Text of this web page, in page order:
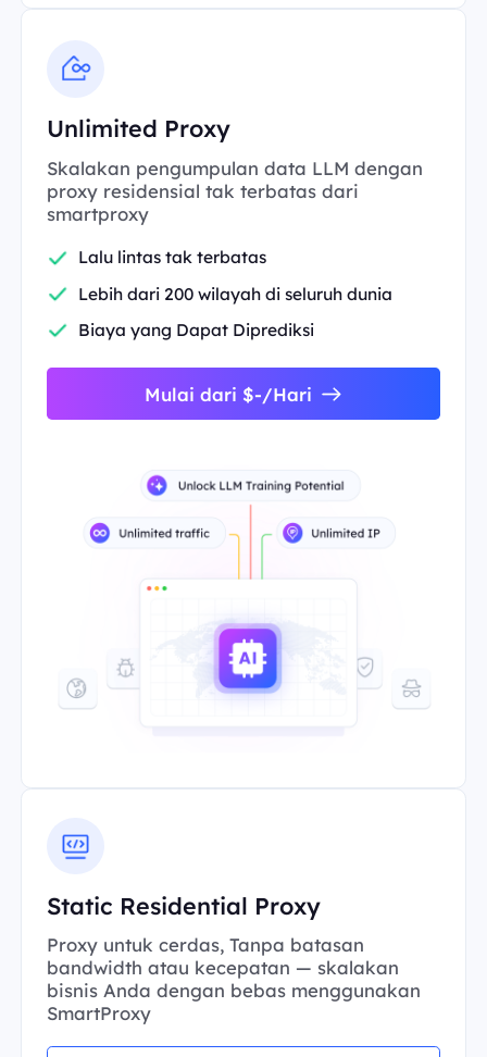
Unlimited Proxy
Skalakan pengumpulan data LLM dengan
proxy residensial tak terbatas dari
smartproxy
Lalu lintas tak terbatas
Lebih dari 200 wilayah di seluruh dunia
Biaya yang Dapat Diprediksi
Mulai dari $-/Hari
Static Residential Proxy
Proxy untuk cerdas, Tanpa batasan
bandwidth atau kecepatan — skalakan
bisnis Anda dengan bebas menggunakan
SmartProxy